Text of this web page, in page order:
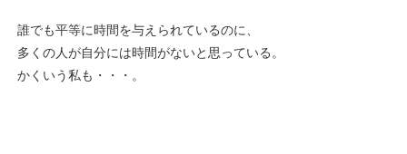
誰でも平等に時間を与えられているのに、
多くの人が自分には時間がないと思っている。
かくいう私も・・・。